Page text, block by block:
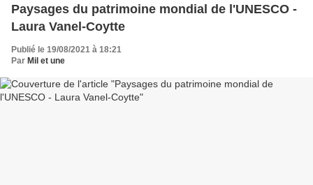
Paysages du patrimoine mondial de l'UNESCO -
Laura Vanel-Coytte
Publié le 19/08/2021 à 18:21
Par Mil et une